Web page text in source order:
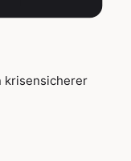
krisensicherer